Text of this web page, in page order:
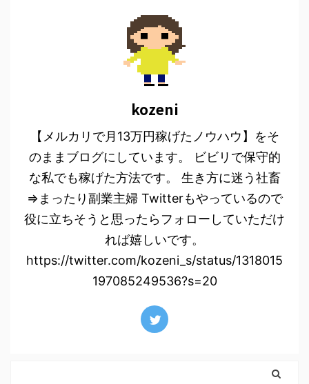
kozeni
【メルカリで月13万円稼げたノウハウ】をそ
のままブログにしています。 ビビリで保守的
な私でも稼げた方法です。 生き方に迷う社畜
⇒まったり副業主婦 Twitterもやっているので
役に立ちそうと思ったらフォローしていただけ
れば嬉しいです。
https://twitter.com/kozeni_s/status/1318015
197085249536?s=20